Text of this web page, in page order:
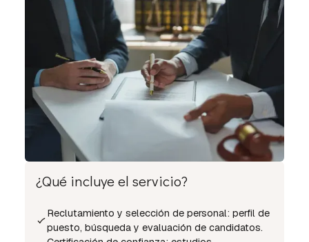
¿Qué incluye el servicio?
Reclutamiento y selección de personal: perfil de
puesto, búsqueda y evaluación de candidatos.